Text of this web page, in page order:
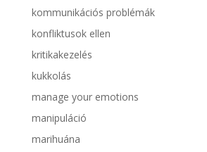
kommunikációs problémák
konfliktusok ellen
kritikakezelés
kukkolás
manage your emotions
manipuláció
marihuána